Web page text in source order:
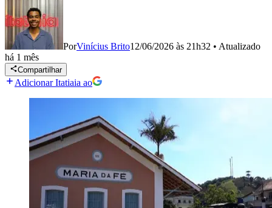
PorVinícius Brito12/06/2026 às 21h32 • Atualizado
há 1 mês
Compartilhar
Adicionar Itatiaia ao